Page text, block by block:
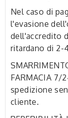
Nel caso di
l'evasione
dell'accredito
ritardano di 2-
FARMACIA 7/
spedizione
cliente.